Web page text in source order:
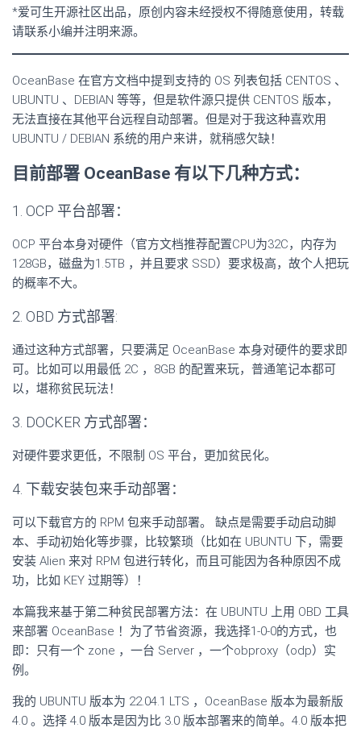
*爱可生开源社区出品，原创内容未经授权不得随意使用，转载
请联系小编并注明来源。
OceanBase 在官方文档中提到支持的 OS 列表包括 CENTOS 、
UBUNTU 、DEBIAN 等等，但是软件源只提供 CENTOS 版本，
无法直接在其他平台远程自动部署。但是对于我这种喜欢用
UBUNTU / DEBIAN 系统的用户来讲，就稍感欠缺！
目前部署 OceanBase 有以下几种方式：
1. OCP 平台部署：
OCP 平台本身对硬件（官方文档推荐配置CPU为32C，内存为
128GB，磁盘为1.5TB ，并且要求 SSD）要求极高，故个人把玩
的概率不大。
2. OBD 方式部署:
通过这种方式部署，只要满足 OceanBase 本身对硬件的要求即
可。比如可以用最低 2C ，8GB 的配置来玩，普通笔记本都可
以，堪称贫民玩法！
3. DOCKER 方式部署：
对硬件要求更低，不限制 OS 平台，更加贫民化。
4. 下载安装包来手动部署：
可以下载官方的 RPM 包来手动部署。 缺点是需要手动启动脚
本、手动初始化等步骤，比较繁琐（比如在 UBUNTU 下，需要
安装 Alien 来对 RPM 包进行转化，而且可能因为各种原因不成
功，比如 KEY 过期等）！
本篇我来基于第二种贫民部署方法：在 UBUNTU 上用 OBD 工具
来部署 OceanBase ！为了节省资源，我选择1-0-0的方式，也
即：只有一个 zone ，一台 Server ，一个obproxy（odp）实
例。
我的 UBUNTU 版本为 22.04.1 LTS ，OceanBase 版本为最新版
4.0 。选择 4.0 版本是因为比 3.0 版本部署来的简单。4.0 版本把